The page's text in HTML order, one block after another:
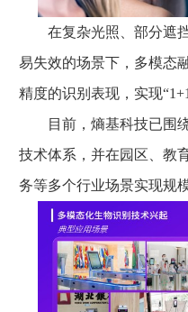
在复杂光照、部分遮挡
易失效的场景下，多模态
精度的识别表现，实现
目前，熵基科技已围绕
技术体系，并在园区、教
务等多个行业场景实现规